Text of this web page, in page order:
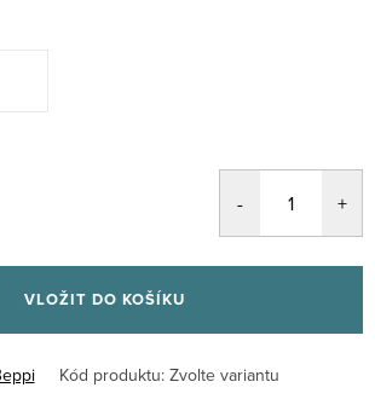
VLOŽIT DO KOŠÍKU
Kód produktu: Zvolte variantu